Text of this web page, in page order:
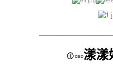
⊕▫▪▫漾漾